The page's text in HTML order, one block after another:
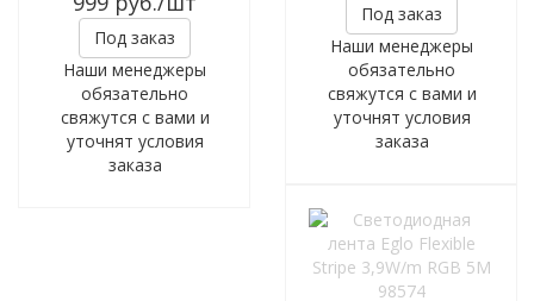
Под заказ
Наши менеджеры
обязательно
свяжутся с вами и
уточнят условия
заказа
Под заказ
Наши менеджеры
обязательно
свяжутся с вами и
уточнят условия
заказа